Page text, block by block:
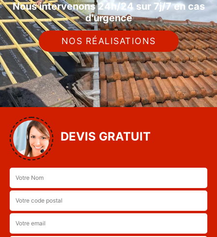
Nous intervenons 24h/24 sur 7j/7 en cas
d'urgence
NOS RÉALISATIONS
DEVIS GRATUIT